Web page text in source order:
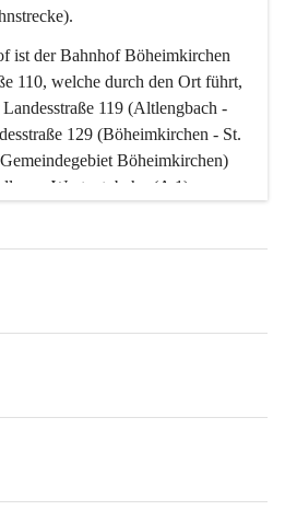
ist der Bahnhof Böheimkirchen
110, welche durch den Ort führt,
119 (Altlengbach -
129 (Böheimkirchen - St.
Böheimkirchen)
zur Westautobahn (A 1).
Minuten.
Wien sowie
Pölten. Viele Bauernhöfe hatten
bauten viele Wiener
Wegen des
haben viele Jagdpächter ihre
Sicht die bedeutendste
mit Wanderwegen durch
lädt dazu ein. Gefördert